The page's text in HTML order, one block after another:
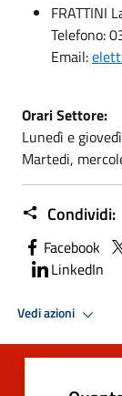
FRATTINI
Telefono:
Email:
Orari Settore:
Lunedì e
Martedi,
Condividi:
Facebook
LinkedIn
Vedi azioni